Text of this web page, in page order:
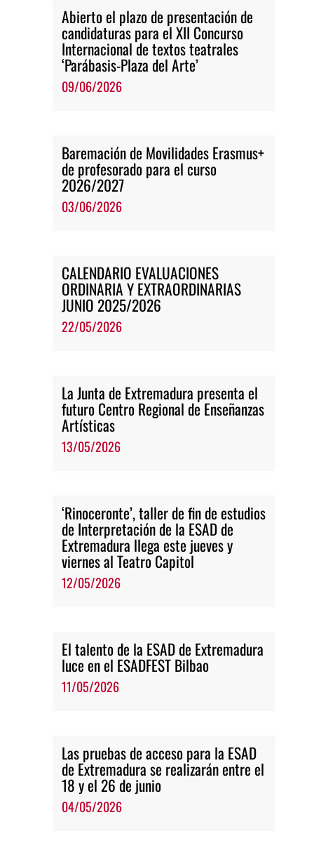
Abierto el plazo de presentación de
candidaturas para el XII Concurso
Internacional de textos teatrales
‘Parábasis-Plaza del Arte’
09/06/2026
Baremación de Movilidades Erasmus+
de profesorado para el curso
2026/2027
03/06/2026
CALENDARIO EVALUACIONES
ORDINARIA Y EXTRAORDINARIAS
JUNIO 2025/2026
22/05/2026
La Junta de Extremadura presenta el
futuro Centro Regional de Enseñanzas
Artísticas
13/05/2026
‘Rinoceronte’, taller de fin de estudios
de Interpretación de la ESAD de
Extremadura llega este jueves y
viernes al Teatro Capitol
12/05/2026
El talento de la ESAD de Extremadura
luce en el ESADFEST Bilbao
11/05/2026
Las pruebas de acceso para la ESAD
de Extremadura se realizarán entre el
18 y el 26 de junio
04/05/2026